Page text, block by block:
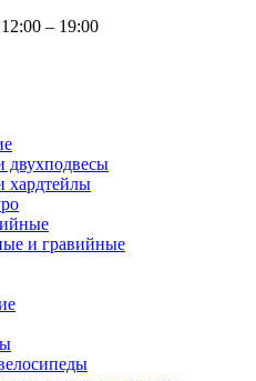
– 19:00
двухподвесы
хардтейлы
и гравийные